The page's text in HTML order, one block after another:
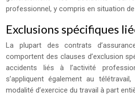
professionnel, y compris en situation
Exclusions spécifiques
La plupart des contrats
comportent des clauses d’exclusion
accidents liés à l’activité
s’appliquent également au
modalité d’exercice du travail à part